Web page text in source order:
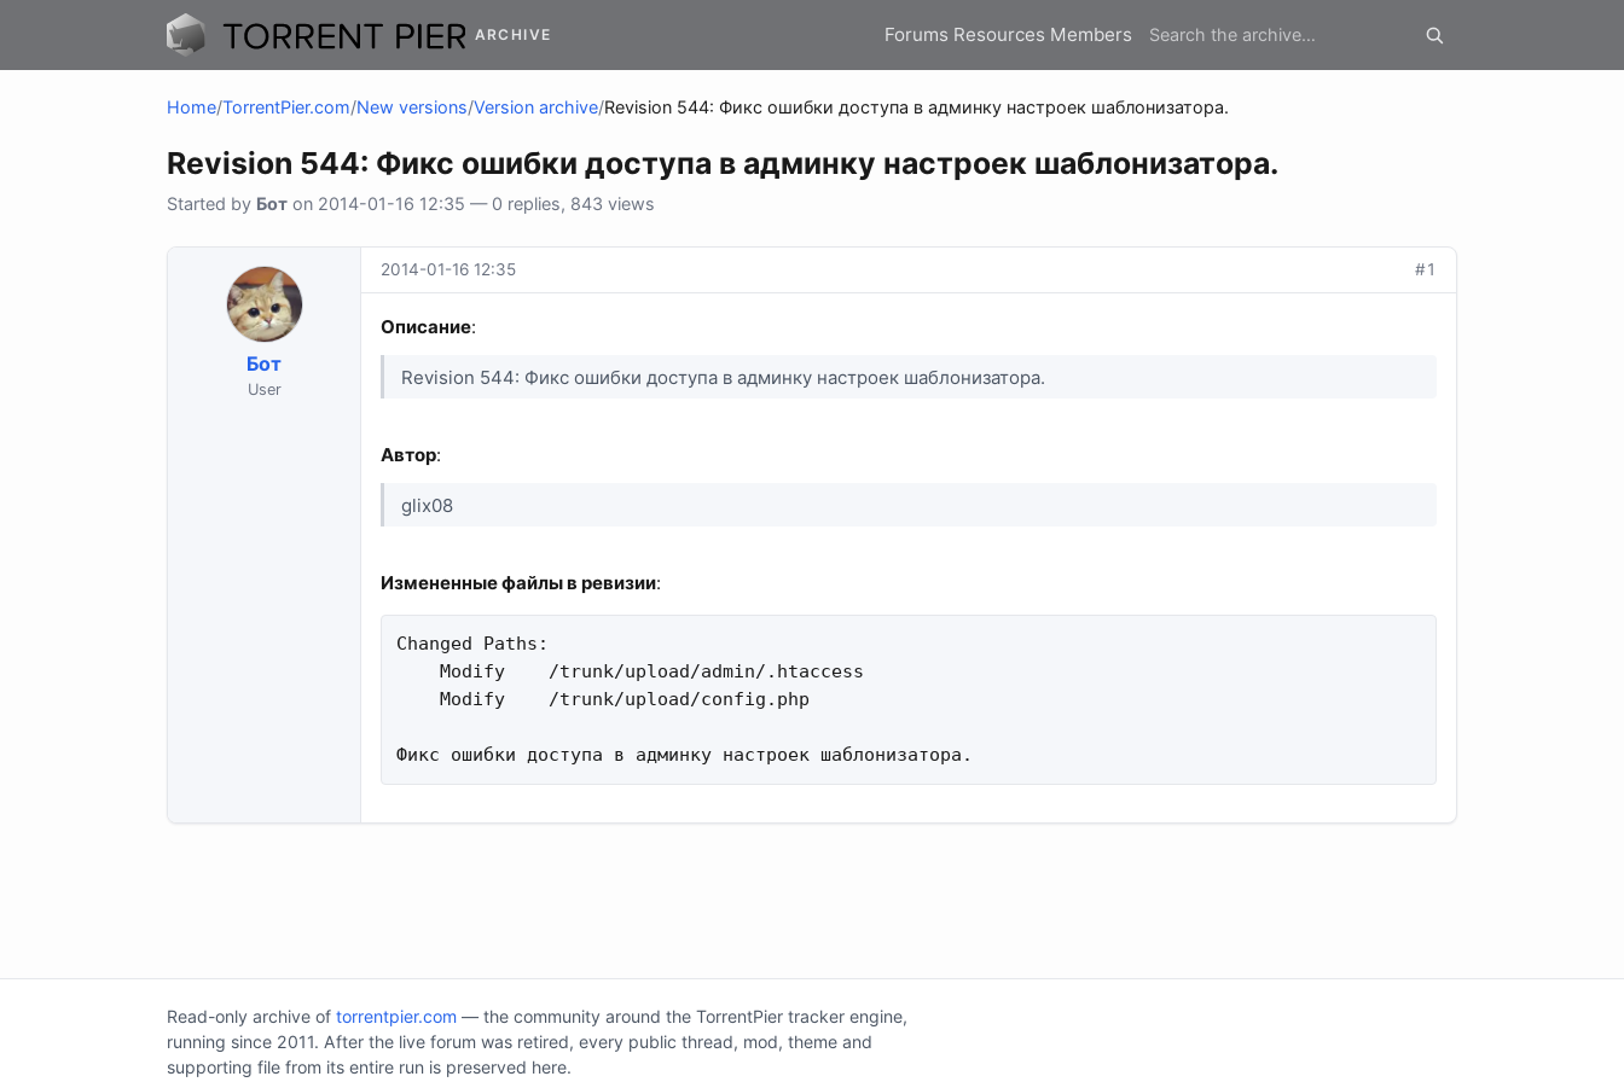
ARCHIVE Forums Resources Members
Home/TorrentPier.com/New versions/Version archive/Revision 544: Фикс ошибки доступа в админку настроек шаблонизатора.
Revision 544: Фикс ошибки доступа в админку настроек шаблонизатора.
Started by Бот on 2014-01-16 12:35 — 0 replies, 843 views
Бот
User
2014-01-16 12:35 #1
Описание:
Revision 544: Фикс ошибки доступа в админку настроек шаблонизатора.
Автор:
glix08
Измененные файлы в ревизии:
Changed Paths:
    Modify    /trunk/upload/admin/.htaccess
    Modify    /trunk/upload/config.php
Фикс ошибки доступа в админку настроек шаблонизатора.
Read-only archive of torrentpier.com — the community around the TorrentPier tracker engine,
running since 2011. After the live forum was retired, every public thread, mod, theme and
supporting file from its entire run is preserved here.